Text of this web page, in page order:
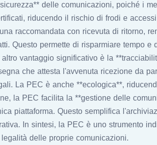
delle comunicazioni, poiché i
riducendo il rischio di frodi e
raccomandata con ricevuta di ritorno,
Questo permette di risparmiare tempo
vantaggio significativo è la
che attesta l'avvenuta ricezione da
La PEC è anche **ecologica**,
la PEC facilita la **gestione delle
piattaforma. Questo semplifica
In sintesi, la PEC è uno strumento
delle proprie comunicazioni.